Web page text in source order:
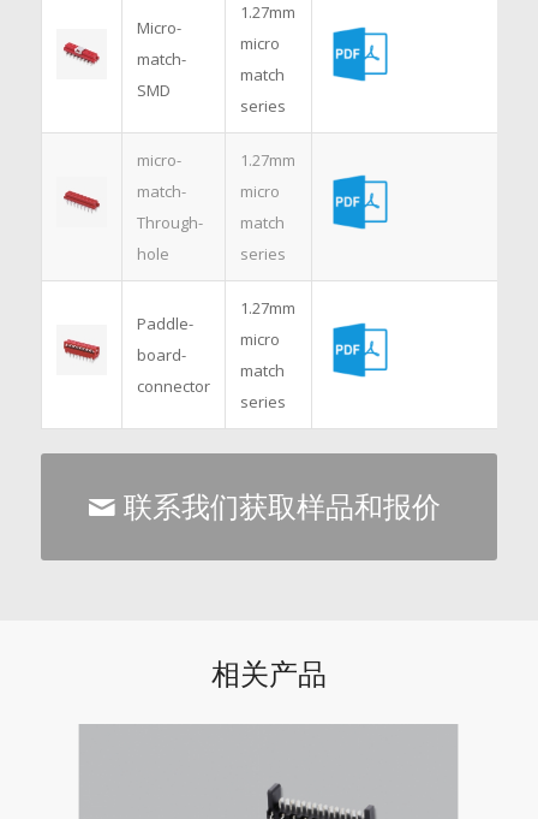
Micro-
match-
SMD
1.27mm
micro
match
series
micro-
match-
Through-
hole
1.27mm
micro
match
series
Paddle-
board-
connector
1.27mm
micro
match
series
联系我们获取样品和报价
相关产品